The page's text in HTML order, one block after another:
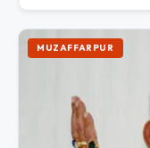
MUZAFFARPUR